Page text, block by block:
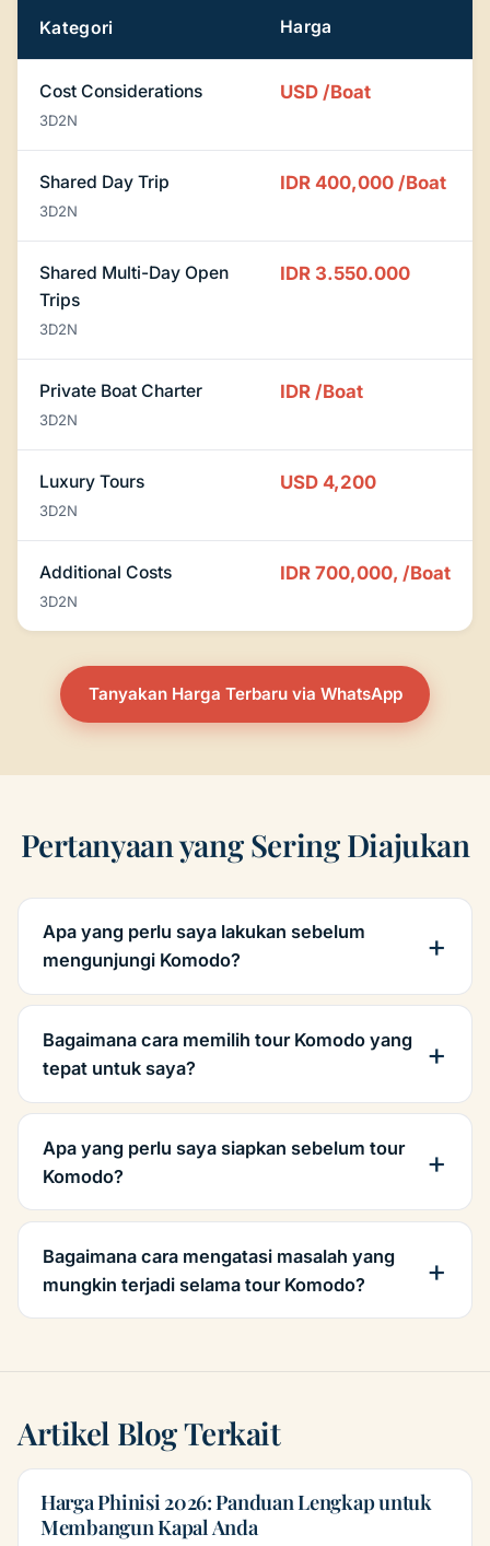
Kategori Harga
Cost Considerations
3D2N
USD /Boat
Shared Day Trip
3D2N
IDR 400,000 /Boat
Shared Multi-Day Open
Trips
3D2N
IDR 3.550.000
Private Boat Charter
3D2N
IDR /Boat
Luxury Tours
3D2N
USD 4,200
Additional Costs
3D2N
IDR 700,000, /Boat
Tanyakan Harga Terbaru via WhatsApp
Pertanyaan yang Sering Diajukan
Apa yang perlu saya lakukan sebelum
mengunjungi Komodo?
Bagaimana cara memilih tour Komodo yang
tepat untuk saya?
Apa yang perlu saya siapkan sebelum tour
Komodo?
Bagaimana cara mengatasi masalah yang
mungkin terjadi selama tour Komodo?
Artikel Blog Terkait
Harga Phinisi 2026: Panduan Lengkap untuk
Membangun Kapal Anda